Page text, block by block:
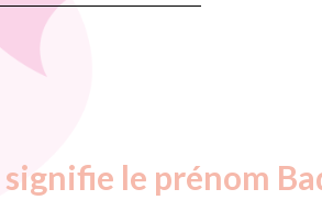
le prénom